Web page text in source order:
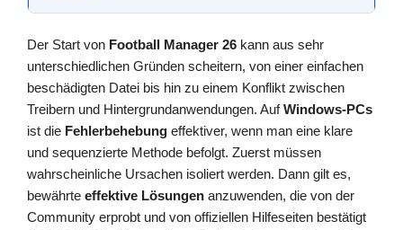
Der Start von Football Manager 26 kann aus sehr
unterschiedlichen Gründen scheitern, von einer einfachen
beschädigten Datei bis hin zu einem Konflikt zwischen
Treibern und Hintergrundanwendungen. AufWindows-PCs
ist die Fehlerbehebung effektiver, wenn man eine klare
und sequenzierte Methode befolgt. Zuerst müssen
wahrscheinliche Ursachen isoliert werden. Dann gilt es,
bewährte effektive Lösungen anzuwenden, die von der
Community erprobt und von offiziellen Hilfeseiten bestätigt